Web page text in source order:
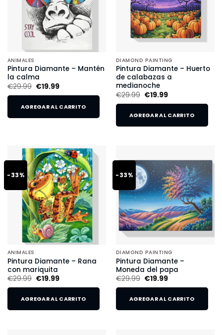
ANIMALES
Pintura Diamante – Mantén
la calma
€29.99 €19.99
AGREGAR AL CARRITO
DIAMOND PAINTING
Pintura Diamante – Huerto
de calabazas a
medianoche
€29.99 €19.99
AGREGAR AL CARRITO
-33%
ANIMALES
Pintura Diamante – Rana
con mariquita
€29.99 €19.99
AGREGAR AL CARRITO
-33%
DIAMOND PAINTING
Pintura Diamante –
Moneda del papa
€29.99 €19.99
AGREGAR AL CARRITO